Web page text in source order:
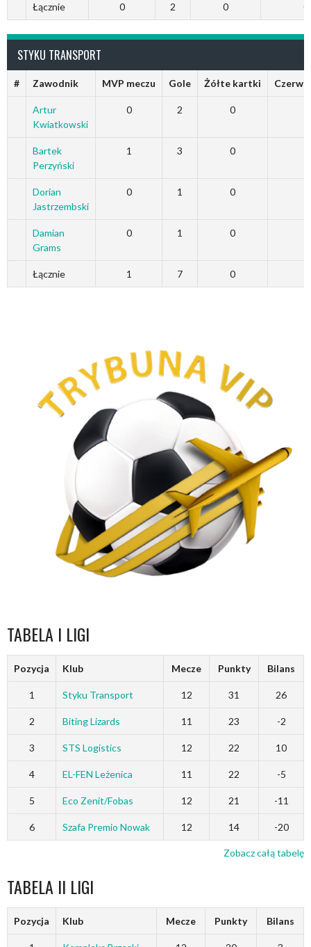
Łącznie 0 2 0 0
STYKU TRANSPORT
# Zawodnik MVP meczu Gole Żółte kartki
Artur
Kwiatkowski
0 2 0
Bartek
Perzyński
1 3 0
Dorian
Jastrzembski
0 1 0
Damian
Grams
0 1 0
Łącznie 1 7 0
TABELA I LIGI
Pozycja Klub Mecze Punkty Bilans
1 Styku Transport 12 31 26
2 Biting Lizards 11 23 -2
3 STS Logistics 12 22 10
4 EL-FEN Leżenica 11 22 -5
5 Eco Zenit/Fobas 12 21 -11
6 Szafa Premio Nowak 12 14 -20
Zobacz całą tabelę
TABELA II LIGI
Pozycja Klub Mecze Punkty Bilans